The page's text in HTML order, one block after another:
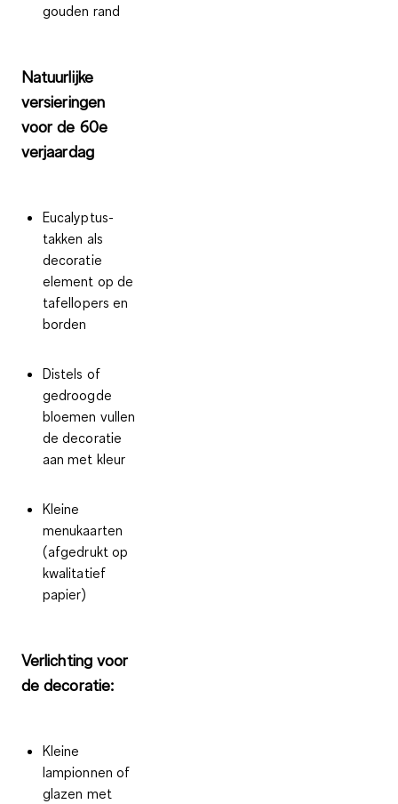
gouden rand
Natuurlijke
versieringen
voor de 60e
verjaardag
Eucalyptus-
takken als
decoratie
element op de
tafellopers en
borden
Distels of
gedroogde
bloemen vullen
de decoratie
aan met kleur
Kleine
menukaarten
(afgedrukt op
kwalitatief
papier)
Verlichting voor
de decoratie:
Kleine
lampionnen of
glazen met